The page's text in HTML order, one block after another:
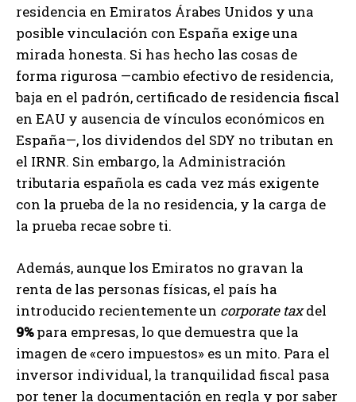
residencia en Emiratos Árabes Unidos y una
posible vinculación con España exige una
mirada honesta. Si has hecho las cosas de
forma rigurosa —cambio efectivo de residencia,
baja en el padrón, certificado de residencia fiscal
en EAU y ausencia de vínculos económicos en
España—, los dividendos del SDY no tributan en
el IRNR. Sin embargo, la Administración
tributaria española es cada vez más exigente
con la prueba de la no residencia, y la carga de
la prueba recae sobre ti.
Además, aunque los Emiratos no gravan la
renta de las personas físicas, el país ha
introducido recientemente un corporate taxdel
9%para empresas, lo que demuestra que la
imagen de «cero impuestos» es un mito. Para el
inversor individual, la tranquilidad fiscal pasa
por tener la documentación en regla y por saber